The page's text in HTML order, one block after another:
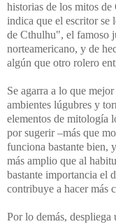
historias de los mitos
indica que el escritor se
de Cthulhu", el famoso
norteamericano, y de
algún que otro rolero
Se agarra a lo que
ambientes lúgubres y
elementos de mitología
por sugerir –más que
funciona bastante bien,
más amplio que al
bastante importancia el
contribuye a hacer más
Por lo demás, despliega